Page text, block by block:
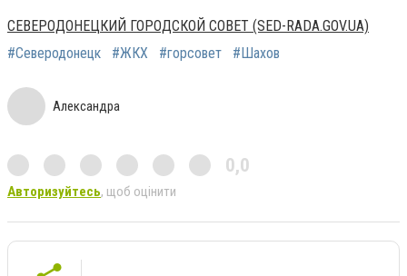
СЕВЕРОДОНЕЦКИЙ ГОРОДСКОЙ СОВЕТ (SED-RADA.GOV.UA)
#Северодонецк
#ЖКХ #горсовет #Шахов
Александра
0,0
Авторизуйтесь, щоб оцінити